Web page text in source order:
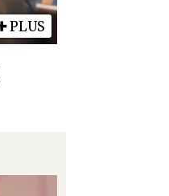
PLUS